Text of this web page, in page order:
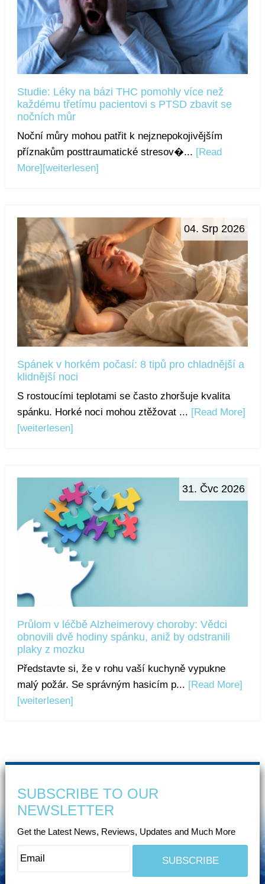
Studie: Léky na bázi THC pomohly více než
každému třetímu pacientovi s PTSD zbavit se
nočních můr
Noční můry mohou patřit k nejznepokojivějším
příznakům posttraumatické stresov�... [Read
More] [weiterlesen]
04. Srp 2026
Spánek v horkém počasí: 8 tipů pro chladnější a
klidnější noci
S rostoucími teplotami se často zhoršuje kvalita
spánku. Horké noci mohou ztěžovat ... [Read More]
[weiterlesen]
31. Čvc 2026
Průlom v léčbě Alzheimerovy choroby: Vědci
obnovili dvě hodiny spánku, aniž by odstranili
plaky z mozku
Představte si, že v rohu vaší kuchyně vypukne
malý požár. Se správným hasicím p... [Read More]
[weiterlesen]
SUBSCRIBE TO OUR
NEWSLETTER
Get the Latest News, Reviews, Updates and Much More